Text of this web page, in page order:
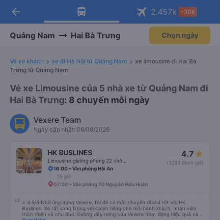
Tải app Vexere ngay!
Nhận ưu đãi thành viên độc
Mở app
Tải app Vexere
-30k/ghế khi đặt vé máy bay qua
Mở app
arrow_back 2.457k -30k
Quảng Nam Hai Bà Trưng Chọn ngày
Vé xe khách xe đi Hà Nội từ Quảng Nam
xe limousine đi Hai Bà
Trưng từ Quảng Nam
Vé xe Limousine của 5 nhà xe từ Quảng Nam đi
Hai Bà Trưng: 8 chuyến mỗi ngày
Vexere Team
Ngày cập nhật: 06/08/2026
HK BUSLINES 4.7
(3292 đánh giá)
16:00 • Văn phòng Hội An
15 giờ
07:00 • Văn phòng 70 Nguyễn Hữu Huân
⭐ 4.5/5 Nhờ ứng dụng Vexere, tôi đã có một chuyến đi khá tốt với HK
Buslines. Xe rất sang trọng với cabin riêng cho mỗi hành khách, nhân viên
thân thiện và chu đáo. Đường dây nóng của Vexere hoạt động hiệu quả và